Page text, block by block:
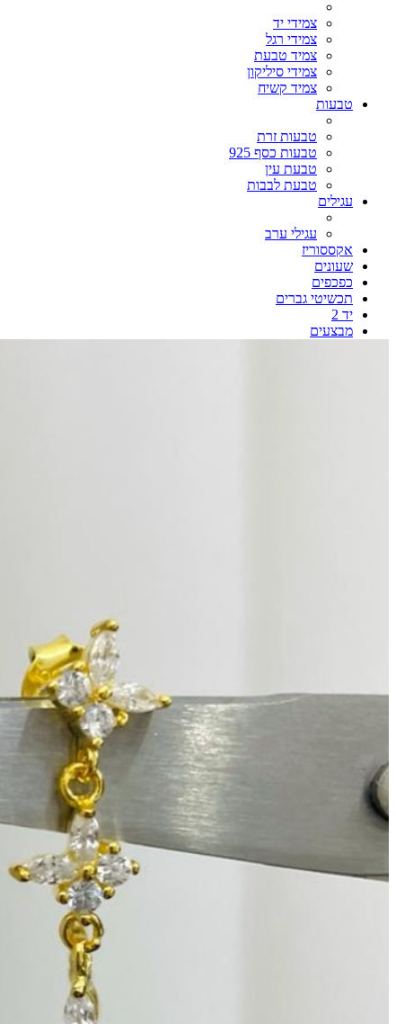
צמידי יד
צמידי רגל
צמיד טבעת
צמידי סיליקון
צמיד קשיח
טבעות
טבעות זרת
טבעות כסף 925
טבעת עין
טבעת לבבות
עגילים
עגילי ערב
אקססוריז
שעונים
כפכפים
תכשיטי גברים
יד 2
מבצעים